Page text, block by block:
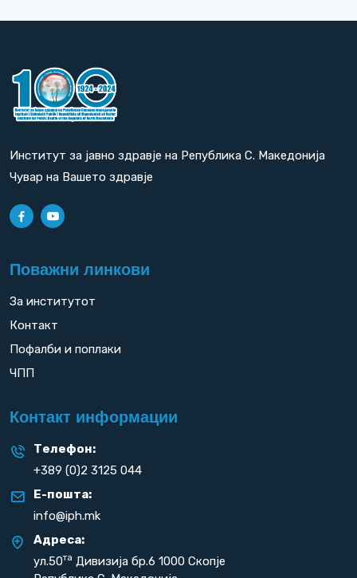
Институт за јавно здравје на Република С. Македонија
Чувар на Вашето здравје
Поважни линкови
За институтот
Контакт
Пофалби и поплаки
ЧПП
Контакт информации
Телефон:
+389 (0)2 3125 044
Е-пошта:
info@iph.mk
Адреса:
ул.50та Дивизија бр.6 1000 Скопје